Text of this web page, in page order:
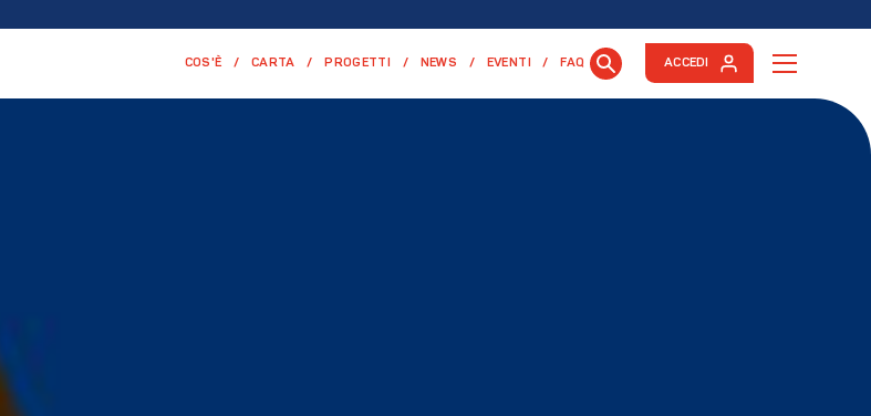
COS'È CARTA PROGETTI NEWS EVENTI FAQ ACCEDI